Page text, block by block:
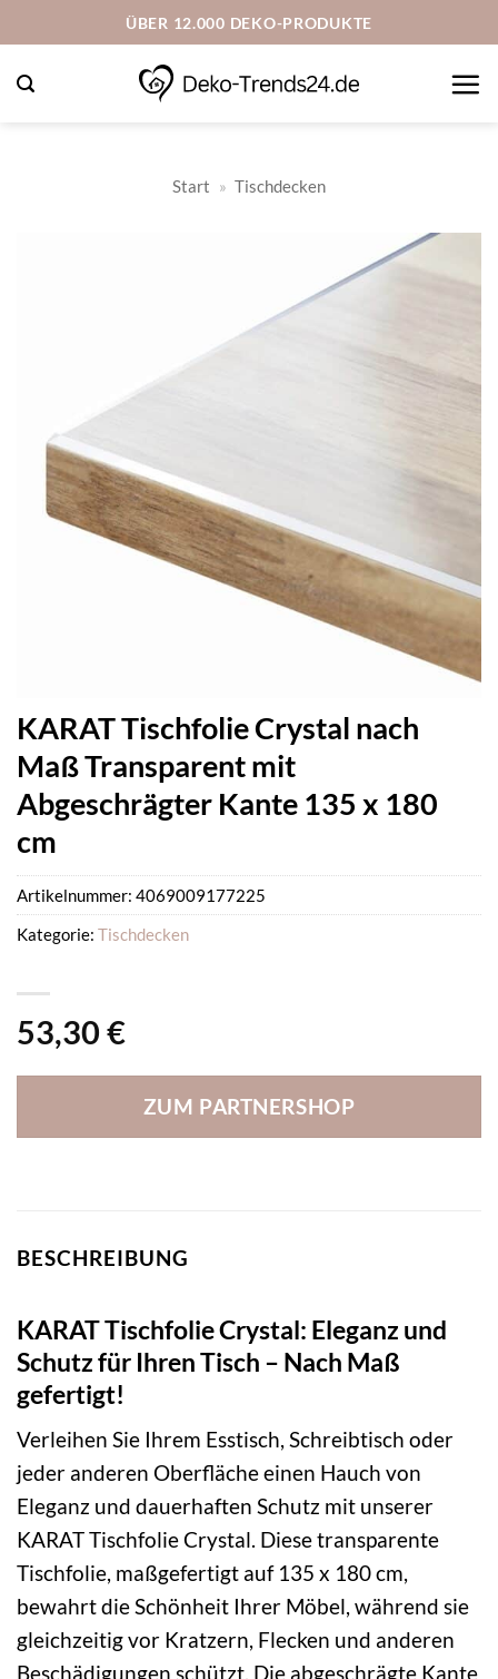
Inhalt
springen
ÜBER 12.000 DEKO-PRODUKTE
Start » Tischdecken
KARAT Tischfolie Crystal nach
Maß Transparent mit
Abgeschrägter Kante 135 x 180
cm
53,30 €
ZUM PARTNERSHOP
Artikelnummer: 4069009177225
Kategorie: Tischdecken
BESCHREIBUNG
KARAT Tischfolie Crystal: Eleganz und
Schutz für Ihren Tisch – Nach Maß
gefertigt!
Verleihen Sie Ihrem Esstisch, Schreibtisch oder
jeder anderen Oberfläche einen Hauch von
Eleganz und dauerhaften Schutz mit unserer
KARAT Tischfolie Crystal. Diese transparente
Tischfolie, maßgefertigt auf 135 x 180 cm,
bewahrt die Schönheit Ihrer Möbel, während sie
gleichzeitig vor Kratzern, Flecken und anderen
Beschädigungen schützt. Die abgeschrägte Kante